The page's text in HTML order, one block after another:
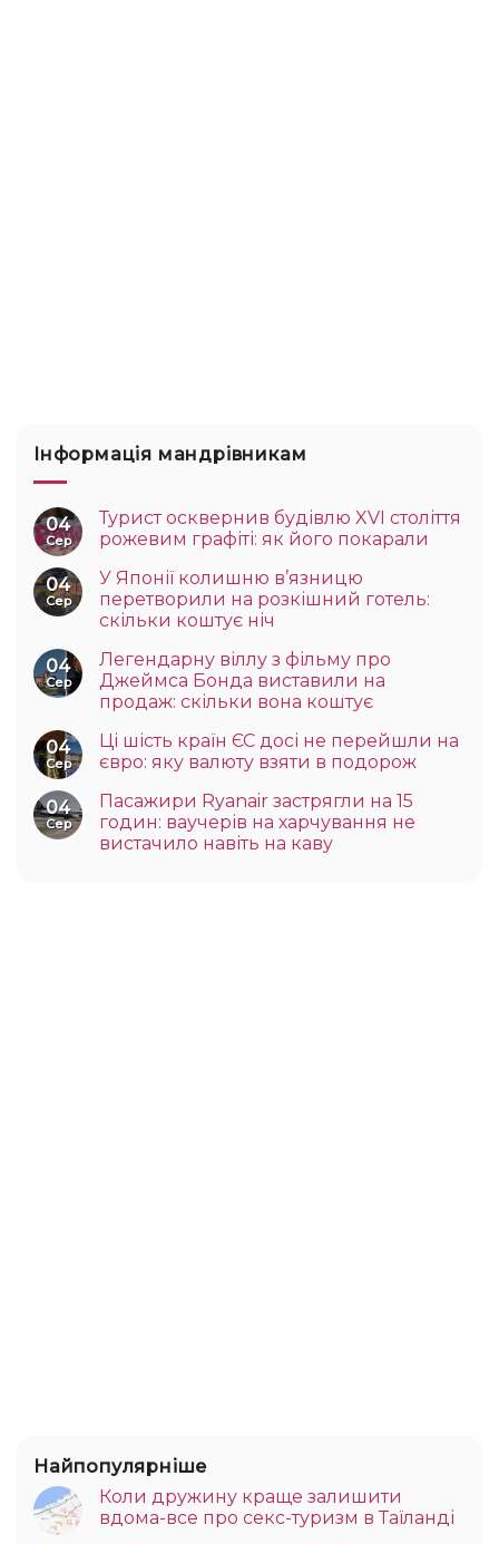
Інформація мандрівникам
04
Сер
Турист осквернив будівлю XVI століття
рожевим графіті: як його покарали
04
Сер
У Японії колишню в’язницю
перетворили на розкішний готель:
скільки коштує ніч
04
Сер
Легендарну віллу з фільму про
Джеймса Бонда виставили на
продаж: скільки вона коштує
04
Сер
Ці шість країн ЄС досі не перейшли на
євро: яку валюту взяти в подорож
04
Сер
Пасажири Ryanair застрягли на 15
годин: ваучерів на харчування не
вистачило навіть на каву
Найпопулярніше
Коли дружину краще залишити
вдома-все про секс-туризм в Таїланді